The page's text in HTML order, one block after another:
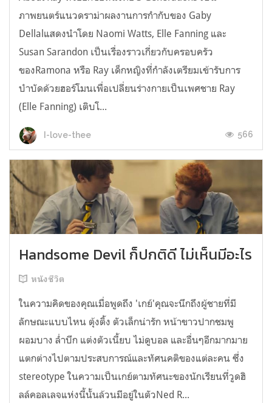
ภาพยนตร์แนวดราม่าผลงานการกำกับของ Gaby
Dellalแสดงนำโดย Naomi Watts, Elle Fanning และ
Susan Sarandon เป็นเรื่องราวเกี่ยวกับครอบครัว
ของRamona หรือ Ray เด็กหญิงที่กำลังเตรียมเข้ารับการ
บำบัดด้วยฮอร์โมนเพื่อเปลี่ยนร่างกายเป็นเพศชาย Ray
(Elle Fanning) เติบโ...
I-love-thee 566
Handsome Devil ก็ปกติดี ไม่เห็นมีอะไร
หนังชีวิต
ในความคิดของคุณเมื่อพูดถึง 'เกย์'คุณจะนึกถึงผู้ชายที่มี
ลักษณะแบบไหน ตุ้งติ้ง ตัวเล็กน่ารัก หน้าขาวปากชมพู
ผอมบาง ล่ำบึก แต่งตัวเนี้ยบ ไม่ดูบอล และอื่นๆอีกมากมาย
แตกต่างไปตามประสบการณ์และทัศนคติของแต่ละคน ซึ่ง
stereotype ในความเป็นเกย์ตามทัศนะของนักเรียนที่วูดฮิ
ลล์คอลเลจแห่งนี้นั้นล้วนมีอยู่ในตัวNed R...